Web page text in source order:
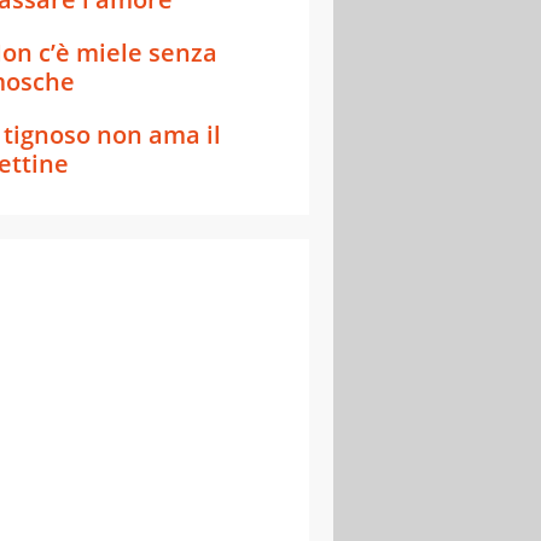
c’è miele senza
non ama il